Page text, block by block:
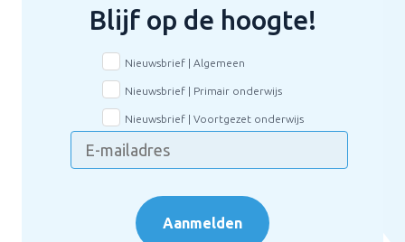
Blijf op de hoogte!
Aanmelden
Nieuwsbrief | Algemeen
Nieuwsbrief | Primair onderwijs
Nieuwsbrief | Voortgezet onderwijs